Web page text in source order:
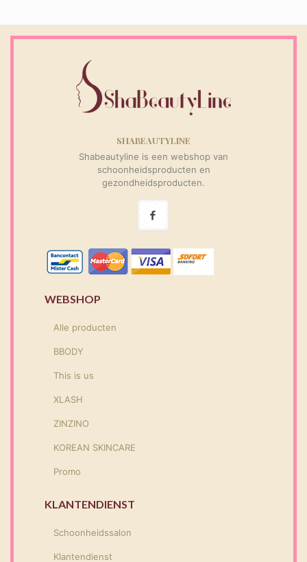
SHABEAUTYLINE
Shabeautyline is een webshop van
schoonheidsproducten en
gezondheidsproducten.
WEBSHOP
Alle producten
BBODY
This is us
XLASH
ZINZINO
KOREAN SKINCARE
Promo
KLANTENDIENST
Schoonheidssalon
Klantendienst